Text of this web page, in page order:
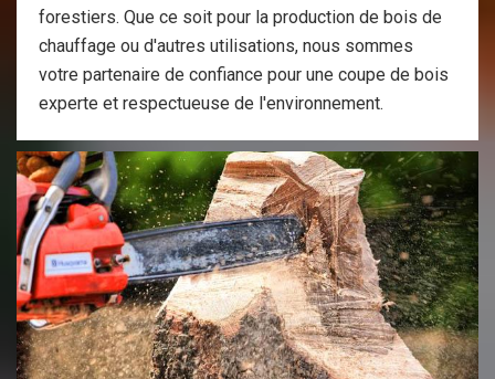
forestiers. Que ce soit pour la production de bois de
chauffage ou d'autres utilisations, nous sommes
votre partenaire de confiance pour une coupe de bois
experte et respectueuse de l'environnement.